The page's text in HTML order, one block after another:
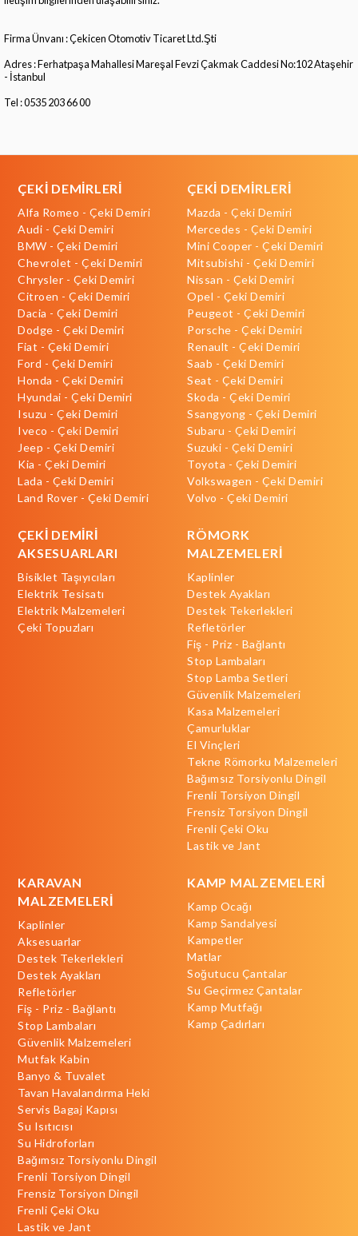
Firma Ünvanı : Çekicen Otomotiv Ticaret Ltd.Şti
Adres : Ferhatpaşa Mahallesi Mareşal Fevzi Çakmak Caddesi No:102 Ataşehir
- İstanbul
Tel : 0535 203 66 00
ÇEKİ DEMİRLERİ
Alfa Romeo - Çeki Demiri
Audi - Çeki Demiri
BMW - Çeki Demiri
Chevrolet - Çeki Demiri
Chrysler - Çeki Demiri
Citroen - Çeki Demiri
Dacia - Çeki Demiri
Dodge - Çeki Demiri
Fiat - Çeki Demiri
Ford - Çeki Demiri
Honda - Çeki Demiri
Hyundai - Çeki Demiri
Isuzu - Çeki Demiri
Iveco - Çeki Demiri
Jeep - Çeki Demiri
Kia - Çeki Demiri
Lada - Çeki Demiri
Land Rover - Çeki Demiri
ÇEKİ DEMİRLERİ
Mazda - Çeki Demiri
Mercedes - Çeki Demiri
Mini Cooper - Çeki Demiri
Mitsubishi - Çeki Demiri
Nissan - Çeki Demiri
Opel - Çeki Demiri
Peugeot - Çeki Demiri
Porsche - Çeki Demiri
Renault - Çeki Demiri
Saab - Çeki Demiri
Seat - Çeki Demiri
Skoda - Çeki Demiri
Ssangyong - Çeki Demiri
Subaru - Çeki Demiri
Suzuki - Çeki Demiri
Toyota - Çeki Demiri
Volkswagen - Çeki Demiri
Volvo - Çeki Demiri
ÇEKİ DEMİRİ
AKSESUARLARI
Bisiklet Taşıyıcıları
Elektrik Tesisatı
Elektrik Malzemeleri
Çeki Topuzları
RÖMORK
MALZEMELERİ
Kaplinler
Destek Ayakları
Destek Tekerlekleri
Refletörler
Fiş - Priz - Bağlantı
Stop Lambaları
Stop Lamba Setleri
Güvenlik Malzemeleri
Kasa Malzemeleri
Çamurluklar
El Vinçleri
Tekne Römorku Malzemeleri
Bağımsız Torsiyonlu Dingil
Frenli Torsiyon Dingil
Frensiz Torsiyon Dingil
Frenli Çeki Oku
Lastik ve Jant
KARAVAN
MALZEMELERİ
Kaplinler
Aksesuarlar
Destek Tekerlekleri
Destek Ayakları
Refletörler
Fiş - Priz - Bağlantı
Stop Lambaları
Güvenlik Malzemeleri
Mutfak Kabin
Banyo & Tuvalet
Tavan Havalandırma Heki
Servis Bagaj Kapısı
Su Isıtıcısı
Su Hidroforları
Bağımsız Torsiyonlu Dingil
Frenli Torsiyon Dingil
Frensiz Torsiyon Dingil
Frenli Çeki Oku
Lastik ve Jant
KAMP MALZEMELERİ
Kamp Ocağı
Kamp Sandalyesi
Kampetler
Matlar
Soğutucu Çantalar
Su Geçirmez Çantalar
Kamp Mutfağı
Kamp Çadırları